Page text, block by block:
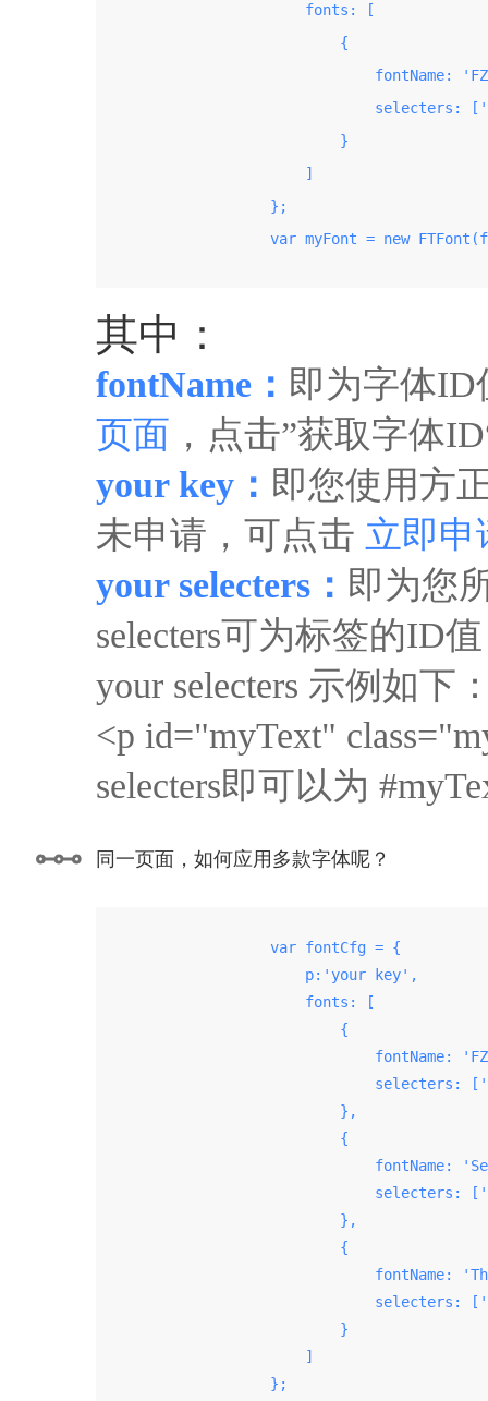
                        fonts: [
                            {
fontName:
selecters:
                            }
                        ]
                    };
var myFont = new
其中：
fontName： 即为字体
页面 ，点击”获取字体
your key： 即您使用方
未申请，可点击 立即申
your selecters： 即为您
selecters可为标签的ID
your selecters 示例如下
<p id="myText"
selecters即可以为
同一页面，如何应用多款字体呢？
                    var fontCfg = {
                        p:'your key',
                        fonts: [
                            {
fontName:
selecters:
                            },
                            {
fontName:
selecters:
                            },
                            {
fontName:
selecters:
                            }
                        ]
                    };